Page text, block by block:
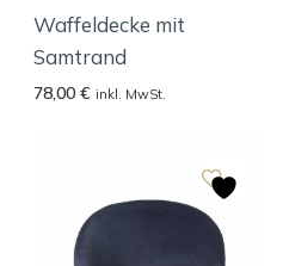
Waffeldecke mit
Samtrand
78,00 € inkl. MwSt.